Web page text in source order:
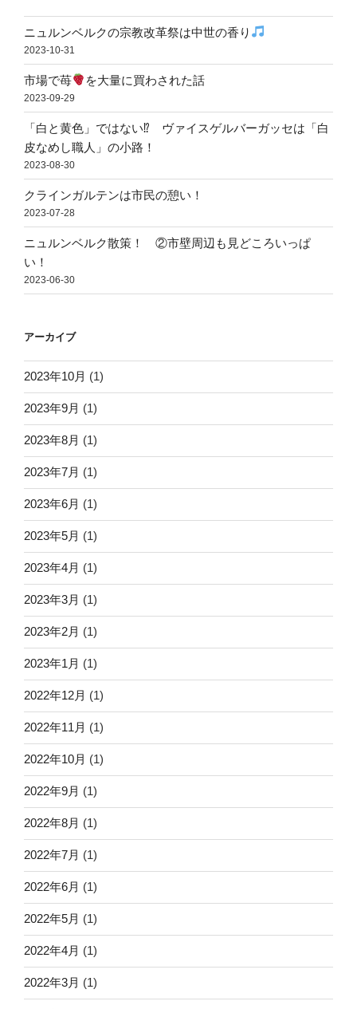
ニュルンベルクの宗教改革祭は中世の香り
2023-10-31
市場で苺 を大量に買わされた話
2023-09-29
「白と黄色」ではない⁉ ヴァイスゲルバーガッセは「白
皮なめし職人」の小路！
2023-08-30
クラインガルテンは市民の憩い！
2023-07-28
ニュルンベルク散策！ ②市壁周辺も見どころいっぱ
い！
2023-06-30
アーカイブ
2023年10月 (1)
2023年9月 (1)
2023年8月 (1)
2023年7月 (1)
2023年6月 (1)
2023年5月 (1)
2023年4月 (1)
2023年3月 (1)
2023年2月 (1)
2023年1月 (1)
2022年12月 (1)
2022年11月 (1)
2022年10月 (1)
2022年9月 (1)
2022年8月 (1)
2022年7月 (1)
2022年6月 (1)
2022年5月 (1)
2022年4月 (1)
2022年3月 (1)